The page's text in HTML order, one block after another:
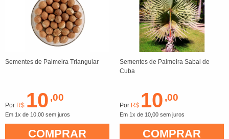
Sementes de Palmeira Triangular
Por R$ 10 ,00
Em 1x de 10,00 sem juros
COMPRAR
Sementes de Palmeira Sabal de
Cuba
Por R$ 10 ,00
Em 1x de 10,00 sem juros
COMPRAR